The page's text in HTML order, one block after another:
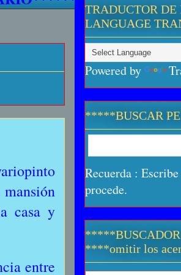
casa y
entre
TRADUCTOR
LANGUAGE
Powered by
*****BUSCAR
Recuerda :
procede.
****omitir los